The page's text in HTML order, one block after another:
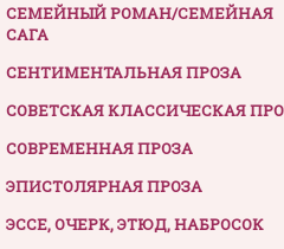
СЕМЕЙНЫЙ РОМАН/СЕМЕЙНАЯ
САГА
СЕНТИМЕНТАЛЬНАЯ ПРОЗА
СОВЕТСКАЯ КЛАССИЧЕСКАЯ
СОВРЕМЕННАЯ ПРОЗА
ЭПИСТОЛЯРНАЯ ПРОЗА
ЭССЕ, ОЧЕРК, ЭТЮД, НАБРОСОК